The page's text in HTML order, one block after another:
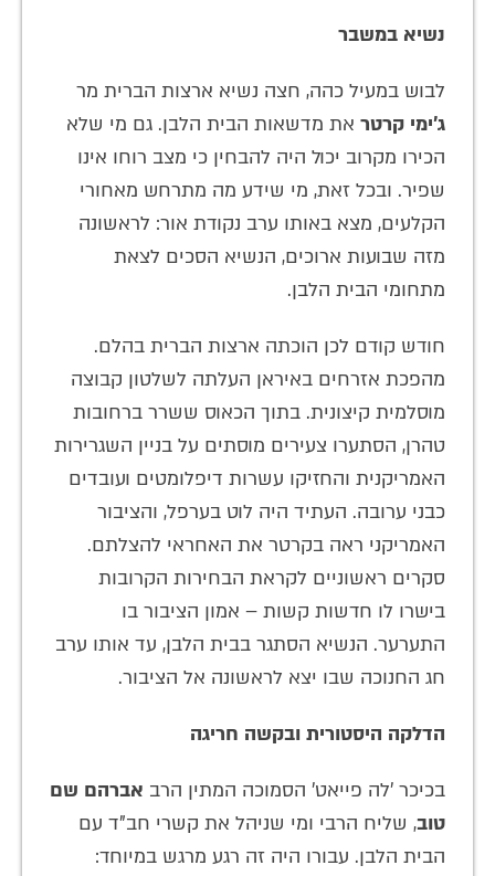
נשיא במשבר
לבוש במעיל כהה, חצה נשיא ארצות הברית מר
ג’ימי קרטר את מדשאות הבית הלבן. גם מי שלא
הכירו מקרוב יכול היה להבחין כי מצב רוחו אינו
שפיר. ובכל זאת, מי שידע מה מתרחש מאחורי
הקלעים, מצא באותו ערב נקודת אור: לראשונה
מזה שבועות ארוכים, הנשיא הסכים לצאת
מתחומי הבית הלבן.
חודש קודם לכן הוכתה ארצות הברית בהלם.
מהפכת אזרחים באיראן העלתה לשלטון קבוצה
מוסלמית קיצונית. בתוך הכאוס ששרר ברחובות
טהרן, הסתערו צעירים מוסתים על בניין השגרירות
האמריקנית והחזיקו עשרות דיפלומטים ועובדים
כבני ערובה. העתיד היה לוט בערפל, והציבור
האמריקני ראה בקרטר את האחראי להצלתם.
סקרים ראשוניים לקראת הבחירות הקרובות
בישרו לו חדשות קשות – אמון הציבור בו
התערער. הנשיא הסתגר בבית הלבן, עד אותו ערב
חג החנוכה שבו יצא לראשונה אל הציבור.
הדלקה היסטורית ובקשה חריגה
בכיכר 'לה פייאט' הסמוכה המתין הרב אברהם שם
טוב, שליח הרבי ומי שניהל את קשרי חב"ד עם
הבית הלבן. עבורו היה זה רגע מרגש במיוחד: